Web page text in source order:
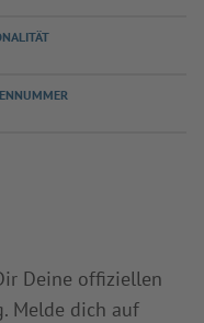
Deine offiziellen
Melde dich auf